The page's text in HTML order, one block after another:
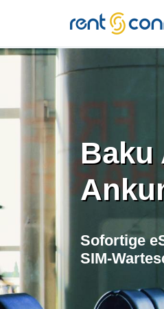
RENT'N
CONNECT
Baku
Sofortige
SIM-